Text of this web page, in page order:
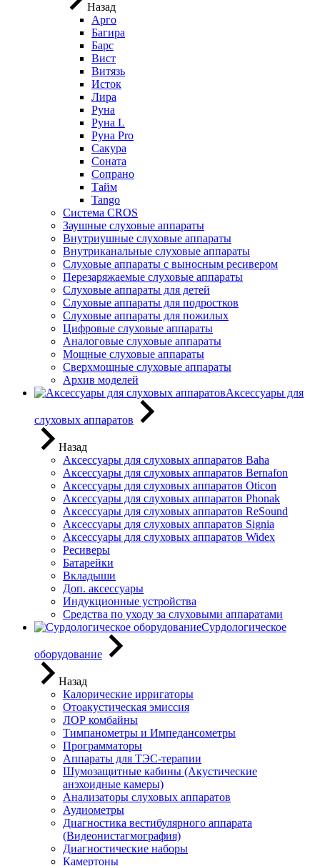
Назад
Арго
Багира
Барс
Вист
Витязь
Исток
Лира
Руна
Руна L
Руна Pro
Сакура
Соната
Сопрано
Тайм
Tango
Система CROS
Заушные слуховые аппараты
Внутриушные слуховые аппараты
Внутриканальные слуховые аппараты
Слуховые аппараты с выносным ресивером
Перезаряжаемые слуховые аппараты
Слуховые аппараты для детей
Слуховые аппараты для подростков
Слуховые аппараты для пожилых
Цифровые слуховые аппараты
Аналоговые слуховые аппараты
Мощные слуховые аппараты
Сверхмощные слуховые аппараты
Архив моделей
Аксессуары для
слуховых аппаратов
Назад
Аксессуары для слуховых аппаратов Baha
Аксессуары для слуховых аппаратов Bernafon
Аксессуары для слуховых аппаратов Oticon
Аксессуары для слуховых аппаратов Phonak
Аксессуары для слуховых аппаратов ReSound
Аксессуары для слуховых аппаратов Signia
Аксессуары для слуховых аппаратов Widex
Ресиверы
Батарейки
Вкладыши
Доп. аксессуары
Индукционные устройства
Средства по уходу за слуховыми аппаратами
Сурдологическое
оборудование
Назад
Калорические ирригаторы
Отоакустическая эмиссия
ЛОР комбайны
Тимпанометры и Импедансометры
Программаторы
Аппараты для ТЭС-терапии
Шумозащитные кабины (Акустические
анэхоидные камеры)
Анализаторы слуховых аппаратов
Аудиометры
Диагностика вестибулярного аппарата
(Видеонистагмография)
Диагностические наборы
Камертоны